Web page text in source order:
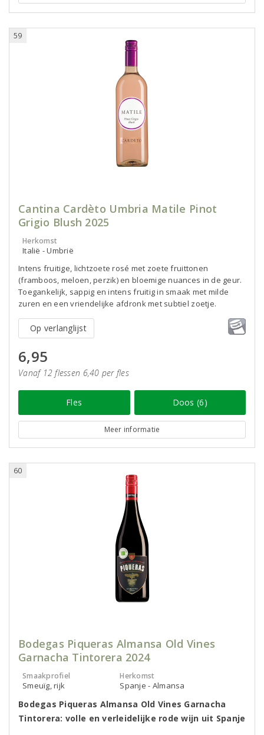
59
Cantina Cardèto Umbria Matile Pinot
Grigio Blush 2025
Herkomst
Italië - Umbrië
Intens fruitige, lichtzoete rosé met zoete fruittonen
(framboos, meloen, perzik) en bloemige nuances in de geur.
Toegankelijk, sappig en intens fruitig in smaak met milde
zuren en een vriendelijke afdronk met subtiel zoetje.
Op verlanglijst
6,95
Vanaf 12 flessen 6,40 per fles
Fles Doos (6)
Meer informatie
60
Bodegas Piqueras Almansa Old Vines
Garnacha Tintorera 2024
Smaakprofiel
Smeuïg, rijk
Herkomst
Spanje - Almansa
Bodegas Piqueras Almansa Old Vines Garnacha
Tintorera: volle en verleidelijke rode wijn uit Spanje